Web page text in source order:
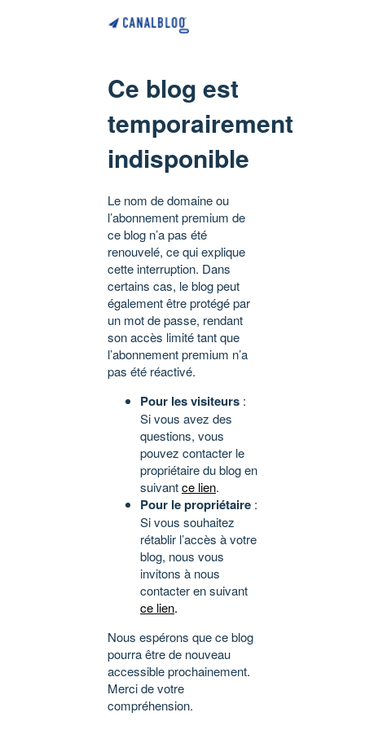
Ce blog est
temporairement
indisponible
Le nom de domaine ou
l’abonnement premium de
ce blog n’a pas été
renouvelé, ce qui explique
cette interruption. Dans
certains cas, le blog peut
également être protégé par
un mot de passe, rendant
son accès limité tant que
l’abonnement premium n’a
pas été réactivé.
Pour les visiteurs :
Si vous avez des
questions, vous
pouvez contacter le
propriétaire du blog en
suivantce lien.
Pour le propriétaire :
Si vous souhaitez
rétablir l’accès à votre
blog, nous vous
invitons à nous
contacter en suivant
ce lien.
Nous espérons que ce blog
pourra être de nouveau
accessible prochainement.
Merci de votre
compréhension.